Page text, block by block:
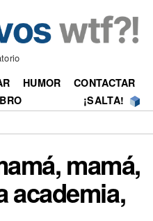
HUMOR
CONTACTAR
¡SALTA!
mamá,
academia,